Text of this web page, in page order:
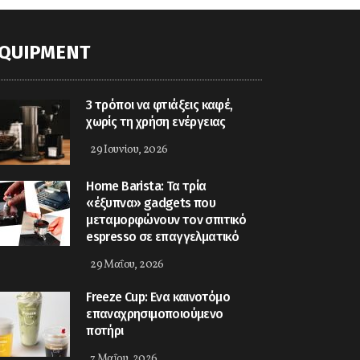
3 τρόποι να φτιάξεις καφέ,
χωρίς τη χρήση ενέργειας
29 Ιουνίου, 2026
Home Barista: Τα τρία
«έξυπνα» gadgets που
μεταμορφώνουν τον σπιτικό
espresso σε επαγγελματικό
29 Μαΐου, 2026
Freeze Cup: Eνα καινοτόμο
επαναχρησιμοποιούμενο
ποτήρι